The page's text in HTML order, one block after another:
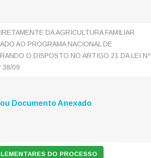
DA AGRICULTURA FAMILIAR
AO PROGRAMA NACIONAL DE
O DISPOSTO NO ARTIGO 21 DA LEI Nº
38/09
Documento Anexado
DO PROCESSO